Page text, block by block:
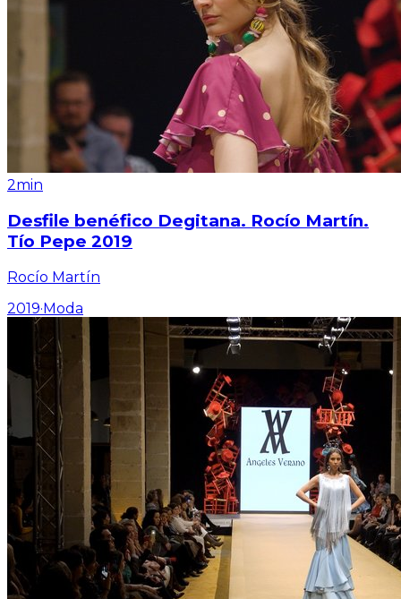
2min
Desfile benéfico Degitana. Rocío Martín.
Tío Pepe 2019
Rocío Martín
2019·Moda